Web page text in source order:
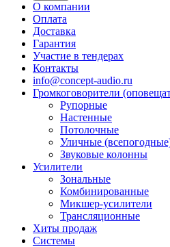
О компании
Оплата
Доставка
Гарантия
Участие в тендерах
Контакты
info@concept-audio.ru
Громкоговорители
Рупорные
Настенные
Потолочные
Уличные
Звуковые колонны
Усилители
Зональные
Комбинированные
Микшер-усилители
Трансляционные
Хиты продаж
Системы